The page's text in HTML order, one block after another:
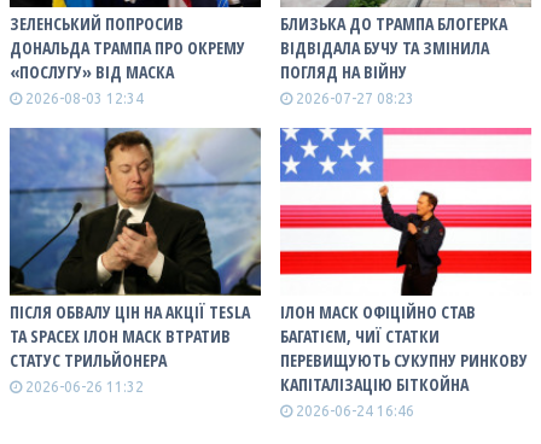
ЗЕЛЕНСЬКИЙ ПОПРОСИВ
ДОНАЛЬДА ТРАМПА ПРО ОКРЕМУ
«ПОСЛУГУ» ВІД МАСКА
2026-08-03 12:34
БЛИЗЬКА ДО ТРАМПА БЛОГЕРКА
ВІДВІДАЛА БУЧУ ТА ЗМІНИЛА
ПОГЛЯД НА ВІЙНУ
2026-07-27 08:23
ПІСЛЯ ОБВАЛУ ЦІН НА АКЦІЇ TESLA
ТА SPACEX ІЛОН МАСК ВТРАТИВ
СТАТУС ТРИЛЬЙОНЕРА
2026-06-26 11:32
ІЛОН МАСК ОФІЦІЙНО СТАВ
БАГАТІЄМ, ЧИЇ СТАТКИ
ПЕРЕВИЩУЮТЬ СУКУПНУ РИНКОВУ
КАПІТАЛІЗАЦІЮ БІТКОЙНА
2026-06-24 16:46